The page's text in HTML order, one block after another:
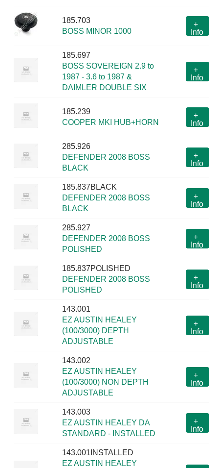
185.703
BOSS MINOR 1000
+
Info
185.697
BOSS SOVEREIGN 2.9 to
1987 - 3.6 to 1987 &
DAIMLER DOUBLE SIX
+
Info
185.239
COOPER MKI HUB+HORN
+
Info
285.926
DEFENDER 2008 BOSS
BLACK
+
Info
185.837BLACK
DEFENDER 2008 BOSS
BLACK
+
Info
285.927
DEFENDER 2008 BOSS
POLISHED
+
Info
185.837POLISHED
DEFENDER 2008 BOSS
POLISHED
+
Info
143.001
EZ AUSTIN HEALEY
(100/3000) DEPTH
ADJUSTABLE
+
Info
143.002
EZ AUSTIN HEALEY
(100/3000) NON DEPTH
ADJUSTABLE
+
Info
143.003
EZ AUSTIN HEALEY DA
STANDARD - INSTALLED
+
Info
143.001INSTALLED
EZ AUSTIN HEALEY